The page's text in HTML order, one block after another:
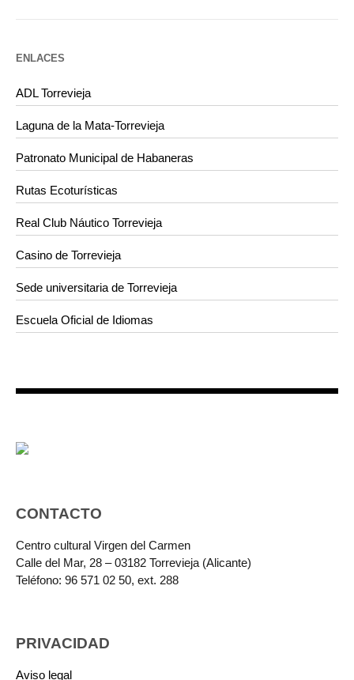
ENLACES
ADL Torrevieja
Laguna de la Mata-Torrevieja
Patronato Municipal de Habaneras
Rutas Ecoturísticas
Real Club Náutico Torrevieja
Casino de Torrevieja
Sede universitaria de Torrevieja
Escuela Oficial de Idiomas
CONTACTO
Centro cultural Virgen del Carmen
Calle del Mar, 28 – 03182 Torrevieja (Alicante)
Teléfono: 96 571 02 50, ext. 288
PRIVACIDAD
Aviso legal